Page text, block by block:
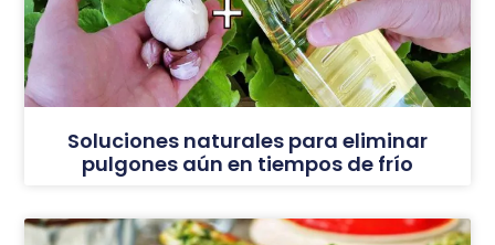
Soluciones naturales para eliminar
pulgones aún en tiempos de frío